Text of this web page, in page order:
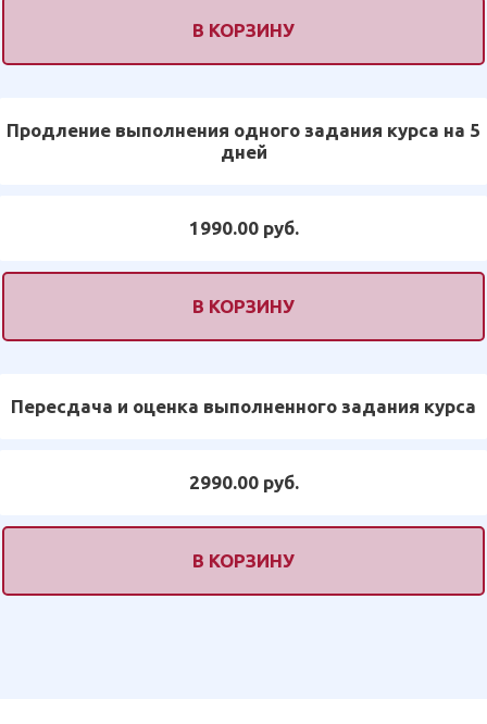
В КОРЗИНУ
Продление выполнения одного задания курса на 5
дней
1990.00 руб.
В КОРЗИНУ
Пересдача и оценка выполненного задания курса
2990.00 руб.
В КОРЗИНУ